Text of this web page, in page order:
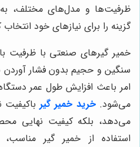
ظرفیت‌ها و مدل‌های مختلف،
گزینه را برای نیازهای خود انتخاب
خمیر گیرهای صنعتی با ظرفیت
سنگین و حجیم بدون فشار آوردن
امر باعث افزایش طول عمر
می‌شود.خرید خمیر گیر باکیفیت
می‌دهد، بلکه کیفیت نهایی
استفاده از خمیر گیر